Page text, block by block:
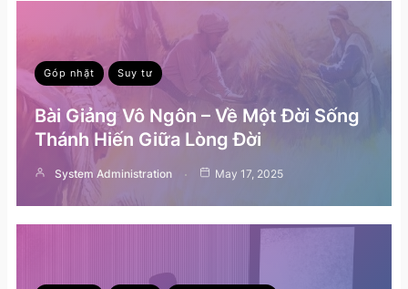
Góp nhặt Suy tư
Bài Giảng Vô Ngôn – Về Một Đời Sống
Thánh Hiến Giữa Lòng Đời
System Administration May 17, 2025